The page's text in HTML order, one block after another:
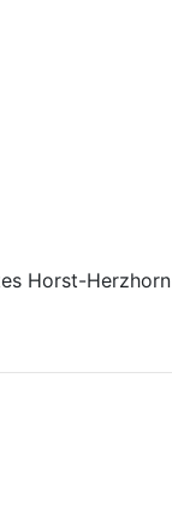
Horst-Herzhorn